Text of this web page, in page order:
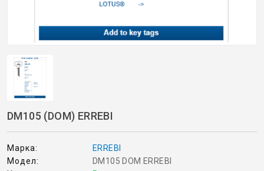
АВТОКЛЮЧАЛКИ И ЧАСТИ
МАСЛА, ХИМИЯ И СПРЕЙОВЕ VOULIS
КУТИЙКИ ЗА АЛАРМИ
DM105 (DOM) ERREBI
Марка:
ERREBI
Модел:
DM105 DOM ERREBI